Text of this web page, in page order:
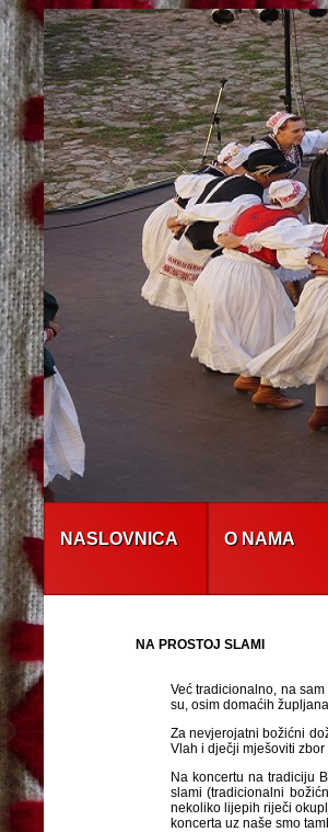
NASLOVNICA O NAMA
NA PROSTOJ SLAMI
Već tradicionalno, na
su, osim domaćih
Za nevjerojatni božićni
Vlah i dječji mješoviti
Na koncertu na tradiciju
slami (tradicionalni
nekoliko lijepih riječi
koncerta uz naše smo